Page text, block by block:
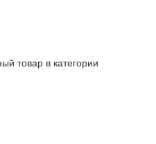
товар в категории